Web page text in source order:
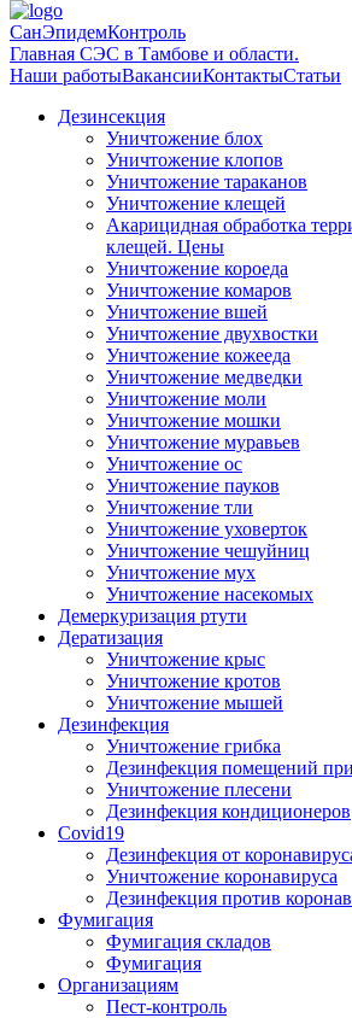
СанЭпидемКонтроль
Главная СЭС в Тамбове и области.
Наши работыВакансииКонтактыСтатьи
Дезинсекция
Уничтожение блох
Уничтожение клопов
Уничтожение тараканов
Уничтожение клещей
Акарицидная обработка
клещей. Цены
Уничтожение короеда
Уничтожение комаров
Уничтожение вшей
Уничтожение двухвостки
Уничтожение кожееда
Уничтожение медведки
Уничтожение моли
Уничтожение мошки
Уничтожение муравьев
Уничтожение ос
Уничтожение пауков
Уничтожение тли
Уничтожение уховерток
Уничтожение чешуйниц
Уничтожение мух
Уничтожение насекомых
Демеркуризация ртути
Дератизация
Уничтожение крыс
Уничтожение кротов
Уничтожение мышей
Дезинфекция
Уничтожение грибка
Дезинфекция помещений
Уничтожение плесени
Дезинфекция кондиционеров
Covid19
Дезинфекция от
Уничтожение коронавируса
Дезинфекция против
Фумигация
Фумигация складов
Фумигация
Организациям
Пест-контроль